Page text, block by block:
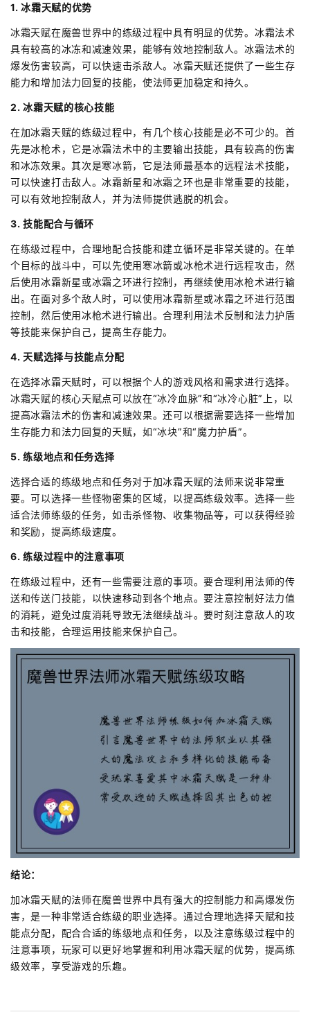
1. 冰霜天赋的优势
冰霜天赋在魔兽世界中的练级过程中具有明显的优势。冰霜法术
具有较高的冰冻和减速效果，能够有效地控制敌人。冰霜法术的
爆发伤害较高，可以快速击杀敌人。冰霜天赋还提供了一些生存
能力和增加法力回复的技能，使法师更加稳定和持久。
2. 冰霜天赋的核心技能
在加冰霜天赋的练级过程中，有几个核心技能是必不可少的。首
先是冰枪术，它是冰霜法术中的主要输出技能，具有较高的伤害
和冰冻效果。其次是寒冰箭，它是法师最基本的远程法术技能，
可以快速打击敌人。冰霜新星和冰霜之环也是非常重要的技能，
可以有效地控制敌人，并为法师提供逃脱的机会。
3. 技能配合与循环
在练级过程中，合理地配合技能和建立循环是非常关键的。在单
个目标的战斗中，可以先使用寒冰箭或冰枪术进行远程攻击，然
后使用冰霜新星或冰霜之环进行控制，再继续使用冰枪术进行输
出。在面对多个敌人时，可以使用冰霜新星或冰霜之环进行范围
控制，然后使用冰枪术进行输出。合理利用法术反制和法力护盾
等技能来保护自己，提高生存能力。
4. 天赋选择与技能点分配
在选择冰霜天赋时，可以根据个人的游戏风格和需求进行选择。
冰霜天赋的核心天赋点可以放在“冰冷血脉”和“冰冷心脏”上，以
提高冰霜法术的伤害和减速效果。还可以根据需要选择一些增加
生存能力和法力回复的天赋，如“冰块”和“魔力护盾”。
5. 练级地点和任务选择
选择合适的练级地点和任务对于加冰霜天赋的法师来说非常重
要。可以选择一些怪物密集的区域，以提高练级效率。选择一些
适合法师练级的任务，如击杀怪物、收集物品等，可以获得经验
和奖励，提高练级速度。
6. 练级过程中的注意事项
在练级过程中，还有一些需要注意的事项。要合理利用法师的传
送和传送门技能，以快速移动到各个地点。要注意控制好法力值
的消耗，避免过度消耗导致无法继续战斗。要时刻注意敌人的攻
击和技能，合理运用技能来保护自己。
结论：
加冰霜天赋的法师在魔兽世界中具有强大的控制能力和高爆发伤
害，是一种非常适合练级的职业选择。通过合理地选择天赋和技
能点分配，配合合适的练级地点和任务，以及注意练级过程中的
注意事项，玩家可以更好地掌握和利用冰霜天赋的优势，提高练
级效率，享受游戏的乐趣。